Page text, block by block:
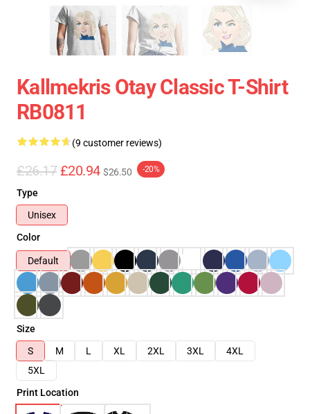
Kallmekris Otay Classic T-Shirt
RB0811
(9 customer reviews)
£26.17 £20.94 $26.50 -20%
Type
Unisex
Color
Default
Size
S
M L XL 2XL 3XL
4XL
5XL
Print Location